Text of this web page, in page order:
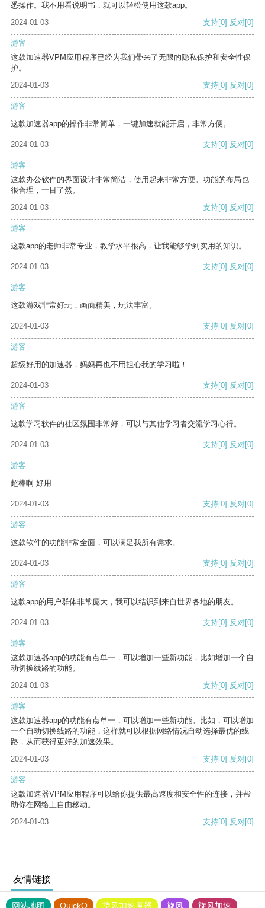
悉操作。我不用看说明书，就可以轻松使用这款app。
2024-01-03
支持[0] 反对[0]
游客
这款加速器VPM应用程序已经为我们带来了无限的隐私保护和安全性保
护。
2024-01-03
支持[0] 反对[0]
游客
这款加速器app的操作非常简单，一键加速就能开启，非常方便。
2024-01-03 支持[0] 反对[0]
游客
这款办公软件的界面设计非常简洁，使用起来非常方便。功能的布局也
很合理，一目了然。
2024-01-03
支持[0] 反对[0]
游客
这款app的老师非常专业，教学水平很高，让我能够学到实用的知识。
2024-01-03 支持[0] 反对[0]
游客
这款游戏非常好玩，画面精美，玩法丰富。
2024-01-03 支持[0] 反对[0]
游客
超级好用的加速器，妈妈再也不用担心我的学习啦！
2024-01-03 支持[0] 反对[0]
游客
这款学习软件的社区氛围非常好，可以与其他学习者交流学习心得。
2024-01-03 支持[0] 反对[0]
游客
超棒啊 好用
2024-01-03 支持[0] 反对[0]
游客
这款软件的功能非常全面，可以满足我所有需求。
2024-01-03 支持[0] 反对[0]
游客
这款app的用户群体非常庞大，我可以结识到来自世界各地的朋友。
2024-01-03 支持[0] 反对[0]
游客
这款加速器app的功能有点单一，可以增加一些新功能，比如增加一个自
动切换线路的功能。
2024-01-03
支持[0] 反对[0]
游客
这款加速器app的功能有点单一，可以增加一些新功能。比如，可以增加
一个自动切换线路的功能，这样就可以根据网络情况自动选择最优的线
路，从而获得更好的加速效果。
2024-01-03
支持[0] 反对[0]
游客
这款加速器VPM应用程序可以给你提供最高速度和安全性的连接，并帮
助你在网络上自由移动。
2024-01-03
支持[0] 反对[0]
友情链接
网站地图 QuickQ 旋风加速度器 旋风 旋风加速